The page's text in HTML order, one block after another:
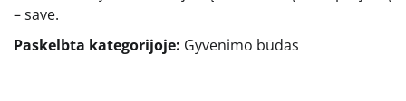
– save.
Paskelbta kategorijoje: Gyvenimo būdas